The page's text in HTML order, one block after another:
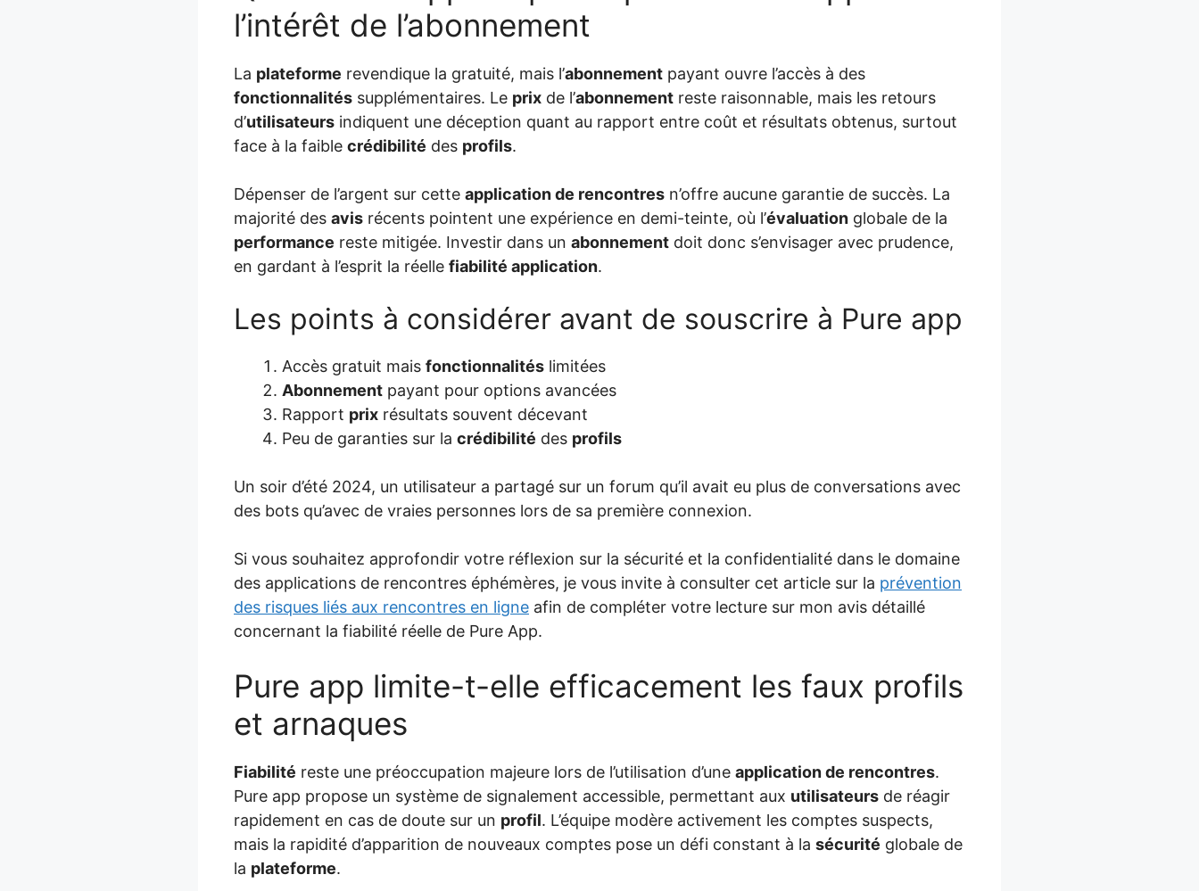
l’intérêt de l’abonnement
La plateforme revendique la gratuité, mais l’abonnement payant ouvre l’accès à des
fonctionnalités supplémentaires. Le prix de l’abonnement reste raisonnable, mais les retours
d’utilisateurs indiquent une déception quant au rapport entre coût et résultats obtenus, surtout
face à la faible crédibilité des profils.
Dépenser de l’argent sur cette application de rencontres n’offre aucune garantie de succès. La
majorité des avis récents pointent une expérience en demi-teinte, où l’évaluation globale de la
performance reste mitigée. Investir dans un abonnement doit donc s’envisager avec prudence,
en gardant à l’esprit la réelle fiabilité application.
Les points à considérer avant de souscrire à Pure app
Accès gratuit mais fonctionnalités limitées
Abonnement payant pour options avancées
Rapport prix résultats souvent décevant
Peu de garanties sur la crédibilité des profils
Un soir d’été 2024, un utilisateur a partagé sur un forum qu’il avait eu plus de conversations avec
des bots qu’avec de vraies personnes lors de sa première connexion.
Si vous souhaitez approfondir votre réflexion sur la sécurité et la confidentialité dans le domaine
des applications de rencontres éphémères, je vous invite à consulter cet article sur la prévention
des risques liés aux rencontres en ligne afin de compléter votre lecture sur mon avis détaillé
concernant la fiabilité réelle de Pure App.
Pure app limite-t-elle efficacement les faux profils
et arnaques
Fiabilité reste une préoccupation majeure lors de l’utilisation d’une application de rencontres.
Pure app propose un système de signalement accessible, permettant aux utilisateurs de réagir
rapidement en cas de doute sur un profil. L’équipe modère activement les comptes suspects,
mais la rapidité d’apparition de nouveaux comptes pose un défi constant à la sécurité globale de
la plateforme.